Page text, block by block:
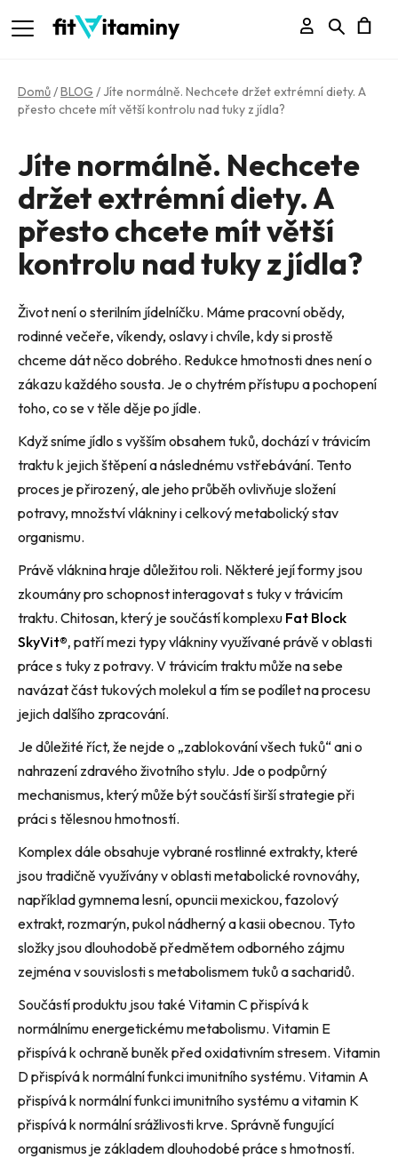
Přihlášení
Hledat
Domů/BLOG / Jíte normálně. Nechcete držet extrémní diety. A
přesto chcete mít větší kontrolu nad tuky z jídla?
Jíte normálně. Nechcete
držet extrémní diety. A
přesto chcete mít větší
kontrolu nad tuky z jídla?
Život není o sterilním jídelníčku. Máme pracovní obědy,
rodinné večeře, víkendy, oslavy i chvíle, kdy si prostě
chceme dát něco dobrého. Redukce hmotnosti dnes není o
zákazu každého sousta. Je o chytrém přístupu a pochopení
toho, co se v těle děje po jídle.
Když sníme jídlo s vyšším obsahem tuků, dochází v trávicím
traktu k jejich štěpení a následnému vstřebávání. Tento
proces je přirozený, ale jeho průběh ovlivňuje složení
potravy, množství vlákniny i celkový metabolický stav
organismu.
Právě vláknina hraje důležitou roli. Některé její formy jsou
zkoumány pro schopnost interagovat s tuky v trávicím
traktu. Chitosan, který je součástí komplexu Fat Block
SkyVit®, patří mezi typy vlákniny využívané právě v oblasti
práce s tuky z potravy. V trávicím traktu může na sebe
navázat část tukových molekul a tím se podílet na procesu
jejich dalšího zpracování.
Je důležité říct, že nejde o „zablokování všech tuků“ ani o
nahrazení zdravého životního stylu. Jde o podpůrný
mechanismus, který může být součástí širší strategie při
práci s tělesnou hmotností.
Komplex dále obsahuje vybrané rostlinné extrakty, které
jsou tradičně využívány v oblasti metabolické rovnováhy,
například gymnema lesní, opuncii mexickou, fazolový
extrakt, rozmarýn, pukol nádherný a kasii obecnou. Tyto
složky jsou dlouhodobě předmětem odborného zájmu
zejména v souvislosti s metabolismem tuků a sacharidů.
Součástí produktu jsou takéVitamin C přispívá k
normálnímu energetickému metabolismu. Vitamin E
přispívá k ochraně buněk před oxidativním stresem. Vitamin
Dpřispívá k normální funkci imunitního systému. Vitamin A
přispívá k normální funkci imunitního systému avitamin K
přispívá k normální srážlivosti krve. Správně fungující
organismus je základem dlouhodobé práce s hmotností.